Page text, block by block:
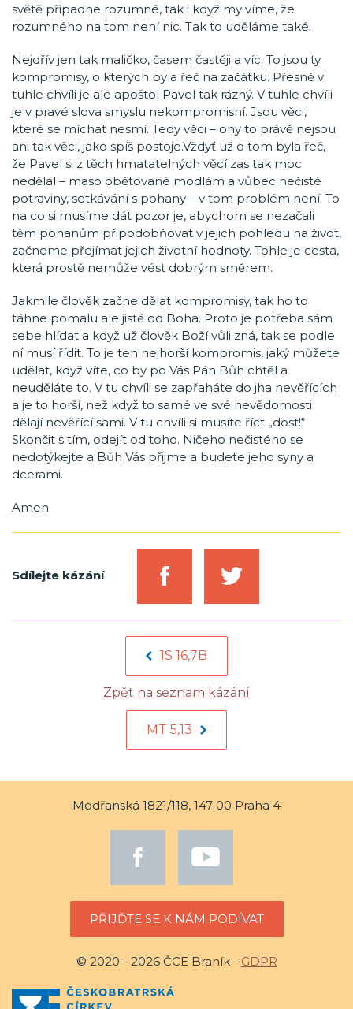
světě připadne rozumné, tak i když my víme, že
rozumného na tom není nic. Tak to uděláme také.
Nejdřív jen tak maličko, časem častěji a víc. To jsou ty
kompromisy, o kterých byla řeč na začátku. Přesně v
tuhle chvíli je ale apoštol Pavel tak rázný. V tuhle chvíli
je v pravé slova smyslu nekompromisní. Jsou věci,
které se míchat nesmí. Tedy věci – ony to právě nejsou
ani tak věci, jako spíš postoje.Vždyť už o tom byla řeč,
že Pavel si z těch hmatatelných věcí zas tak moc
nedělal – maso obětované modlám a vůbec nečisté
potraviny, setkávání s pohany – v tom problém není. To
na co si musíme dát pozor je, abychom se nezačali
těm pohanům připodobňovat v jejich pohledu na život,
začneme přejímat jejich životní hodnoty. Tohle je cesta,
která prostě nemůže vést dobrým směrem.
Jakmile člověk začne dělat kompromisy, tak ho to
táhne pomalu ale jistě od Boha. Proto je potřeba sám
sebe hlídat a když už člověk Boží vůli zná, tak se podle
ní musí řídit. To je ten nejhorší kompromis, jaký můžete
udělat, když víte, co by po Vás Pán Bůh chtěl a
neuděláte to. V tu chvíli se zapřaháte do jha nevěřících
a je to horší, než když to samé ve své nevědomosti
dělají nevěřící sami. V tu chvíli si musíte říct „dost!“
Skončit s tím, odejít od toho. Ničeho nečistého se
nedotýkejte a Bůh Vás přijme a budete jeho syny a
dcerami.
Amen.
Sdílejte kázání
1S 16,7B
Zpět na seznam kázání
MT 5,13
Modřanská 1821/118, 147 00 Praha 4
PŘIJĎTE SE K NÁM PODÍVAT
© 2020 - 2026 ČCE Braník - GDPR